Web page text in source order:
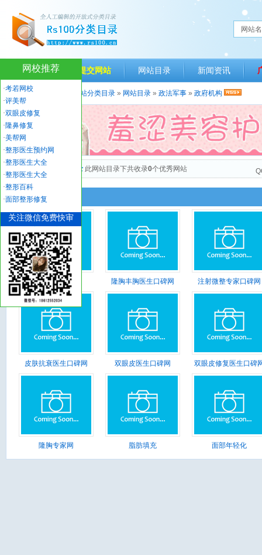
网站
网站首页 提交网站 网站目录 新闻资讯
当前位置： 人生一百网站分类目录 » 网站目录 » 政法军事 » 政府机构
“政府机构”网站目录 此网站目录下共收录0个优秀网站
最新收录
隆鼻专家口碑网 隆胸丰胸医生口碑网 注射微整专家口碑网
皮肤抗衰医生口碑网 双眼皮医生口碑网 双眼皮修复医生口碑
隆胸专家网 脂肪填充 面部年轻化
网校推荐
·考若网校
·评美帮
·双眼皮修复
·隆鼻修复
·美帮网
·整形医生预约网
·整形医生大全
·整形医生大全
·整形百科
·面部整形修复
关注微信免费快审